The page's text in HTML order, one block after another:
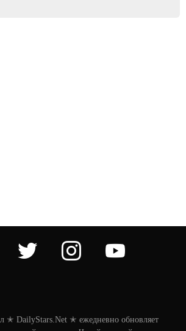
twitter instagram
✭ DailyStars.Net ✭ ежедневно обновляет